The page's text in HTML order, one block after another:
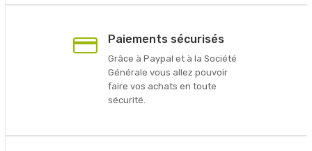
Paiements sécurisés
Grâce à Paypal et à la Société
Générale vous allez pouvoir
faire vos achats en toute
sécurité.